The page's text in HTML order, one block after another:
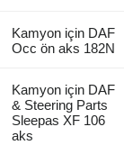
Kamyon için DAF
Occ ön aks 182N
Kamyon için DAF
& Steering Parts
Sleepas XF 106
aks